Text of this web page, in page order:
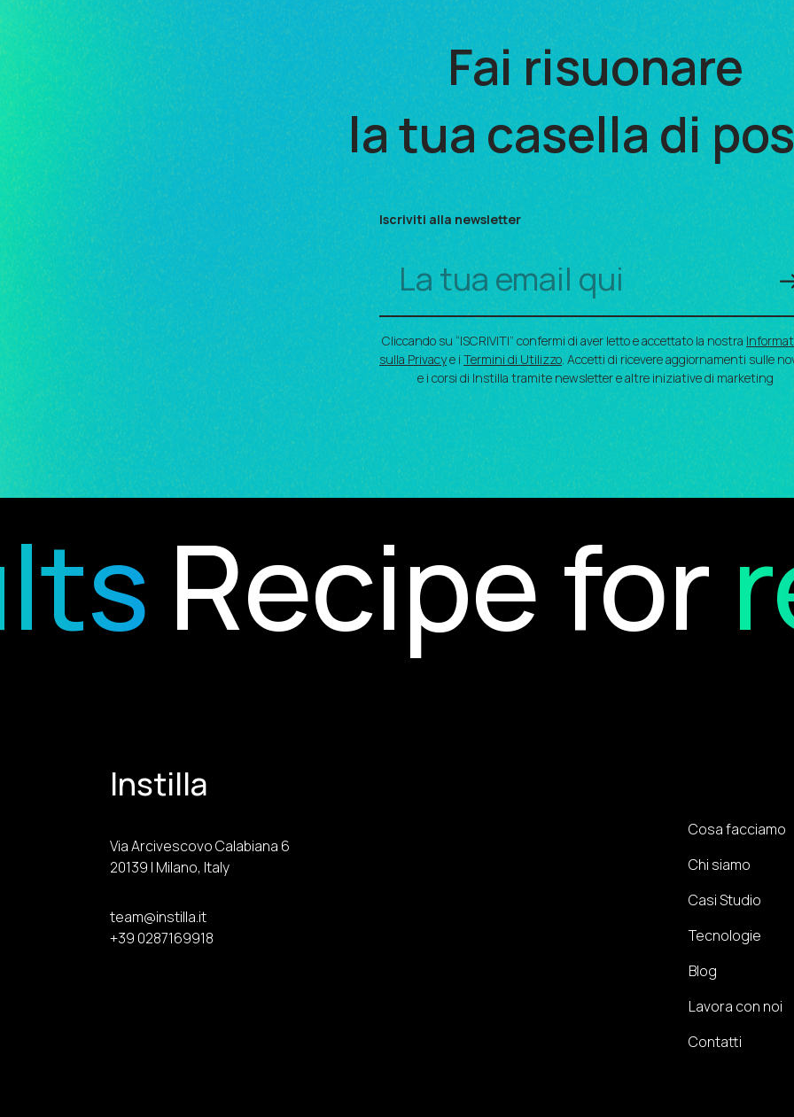
Fai risuonare
la tua casella di
Iscriviti alla newsletter
Cliccando su “ISCRIVITI” confermi di aver letto e accettato la nostra
sulla Privacye i Termini di Utilizzo. Accetti di ricevere aggiornamenti sulle
e i corsi di Instilla tramite newsletter e altre iniziative di marketing
Recipe for
Instilla
Via Arcivescovo Calabiana 6
20139 | Milano, Italy
team@instilla.it
+39 0287169918
Cosa facciamo
Chi siamo
Casi Studio
Tecnologie
Blog
Lavora con noi
Contatti